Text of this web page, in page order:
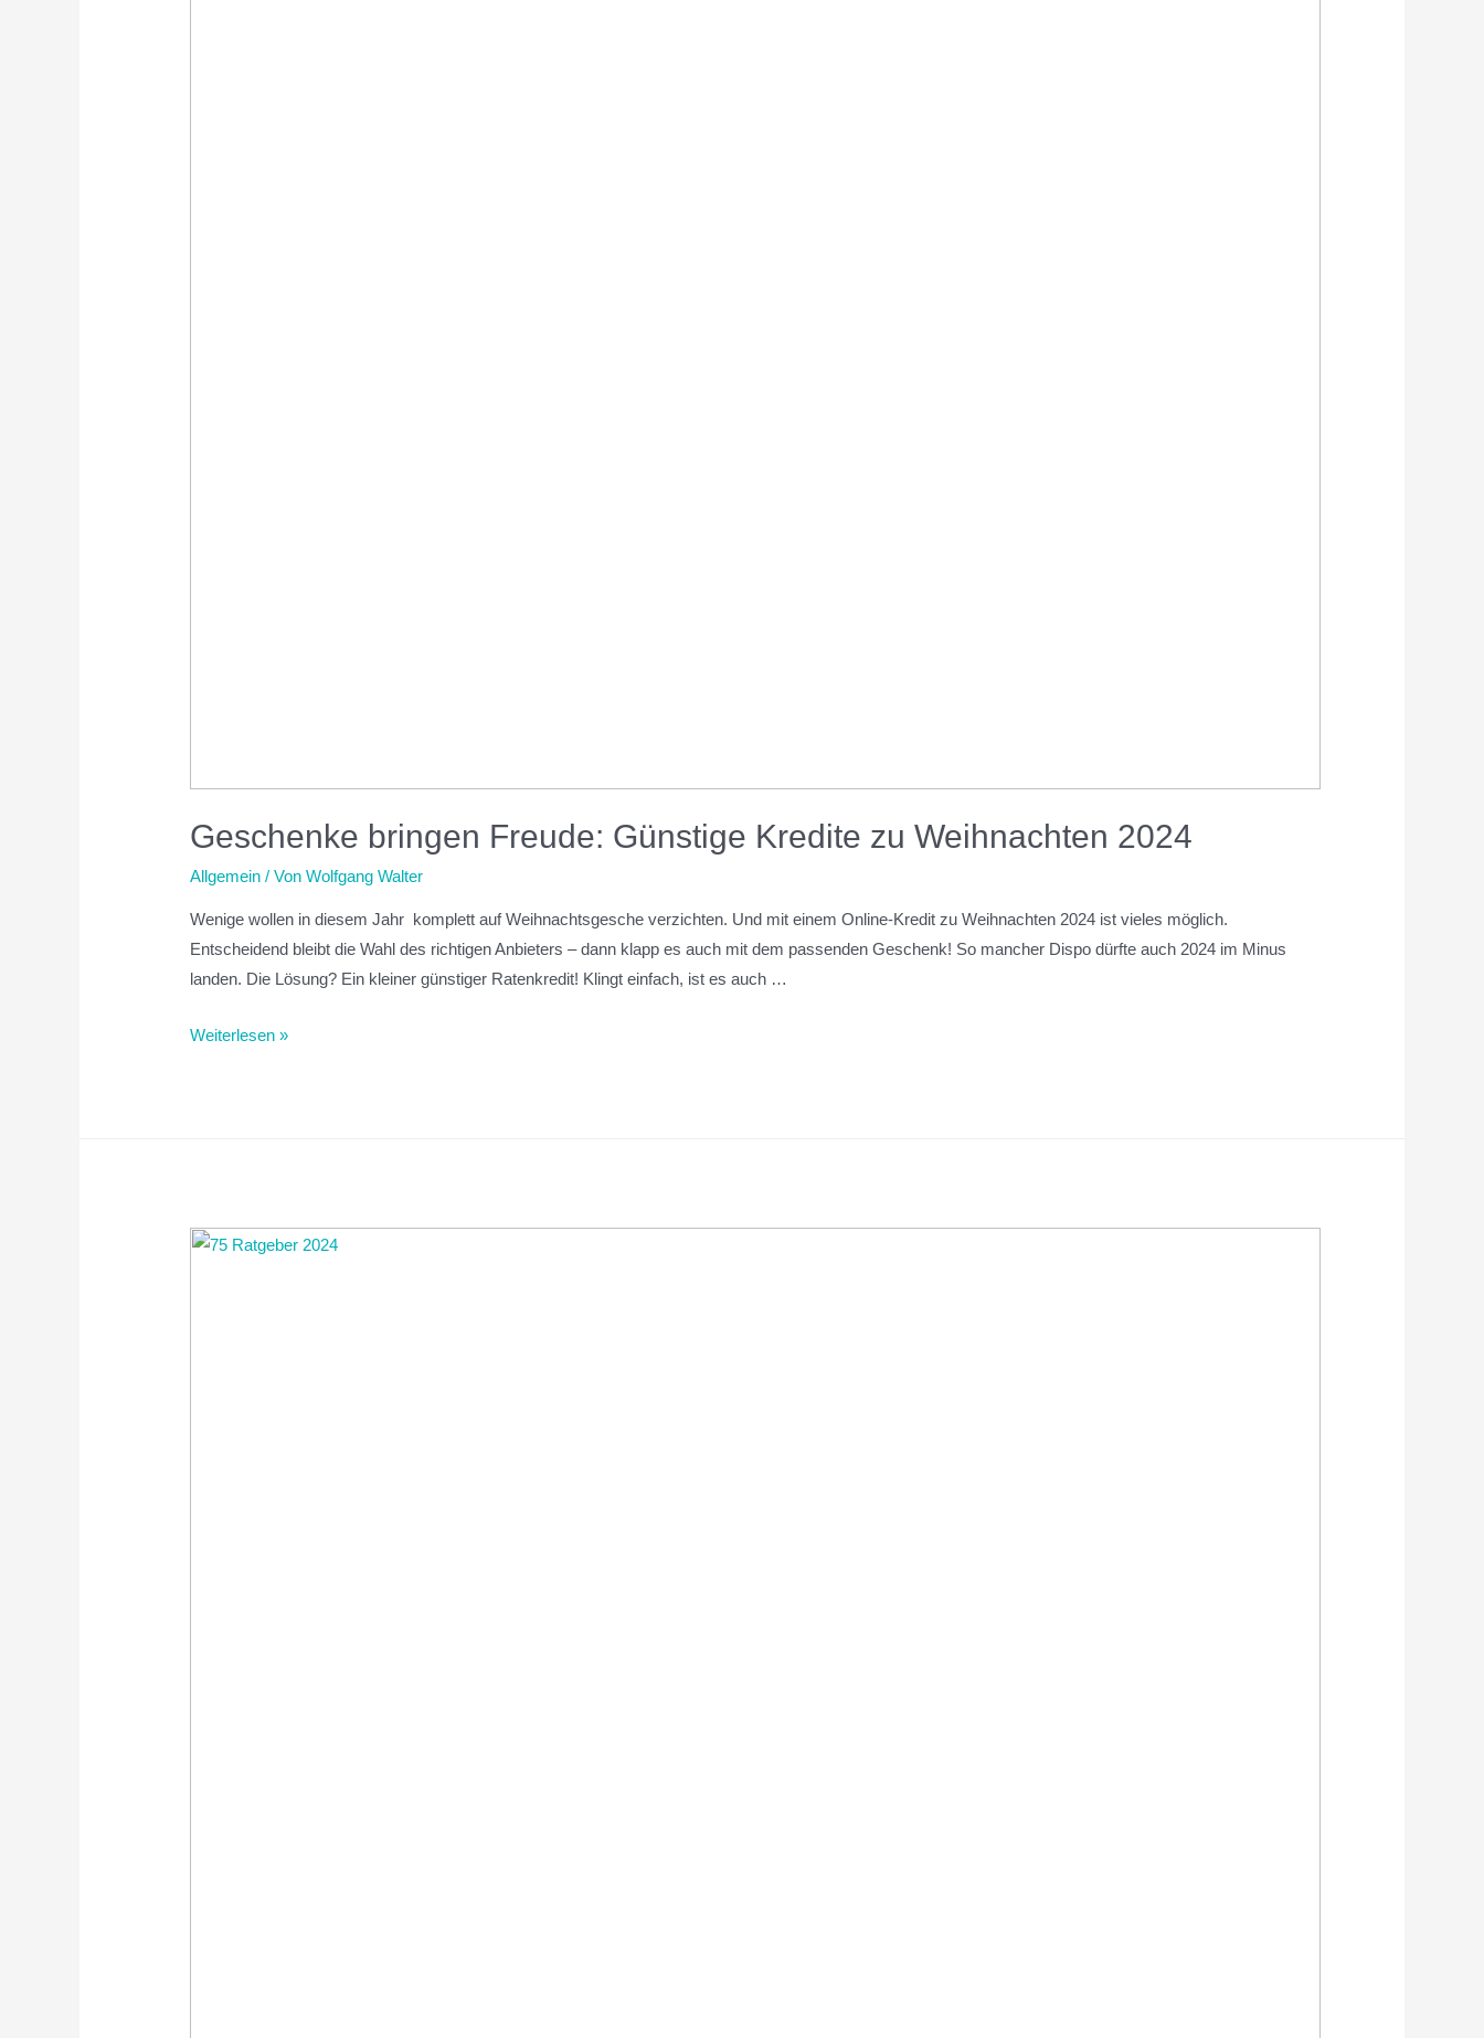
Geschenke bringen Freude: Günstige Kredite zu Weihnachten 2024
Allgemein / VonWolfgang Walter
Wenige wollen in diesem Jahr komplett auf Weihnachtsgesche verzichten. Und mit einem Online-Kredit zu Weihnachten 2024 ist vieles möglich.
Entscheidend bleibt die Wahl des richtigen Anbieters – dann klapp es auch mit dem passenden Geschenk! So mancher Dispo dürfte auch 2024 im Minus
landen. Die Lösung? Ein kleiner günstiger Ratenkredit! Klingt einfach, ist es auch …
Weiterlesen »